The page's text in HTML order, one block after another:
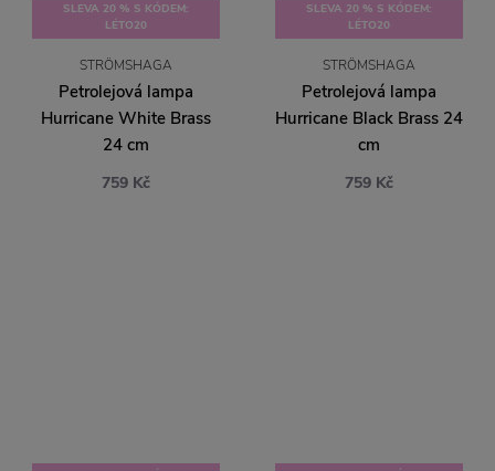
SLEVA 20 % S KÓDEM:
LÉTO20
STRÖMSHAGA
Petrolejová lampa
Hurricane White Brass
24 cm
759 Kč
SLEVA 20 % S KÓDEM:
LÉTO20
STRÖMSHAGA
Petrolejová lampa
Hurricane Black Brass 24
cm
759 Kč